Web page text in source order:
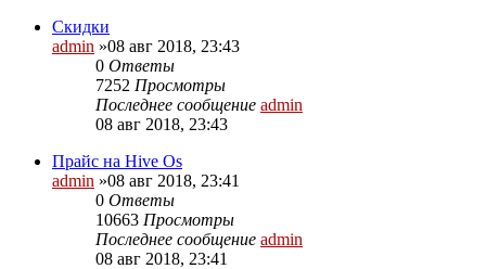
Скидки
admin »08 авг 2018, 23:43
0 Ответы
7252 Просмотры
Последнее сообщение admin
08 авг 2018, 23:43
Прайс на Hive Os
admin »08 авг 2018, 23:41
0 Ответы
10663 Просмотры
Последнее сообщение admin
08 авг 2018, 23:41